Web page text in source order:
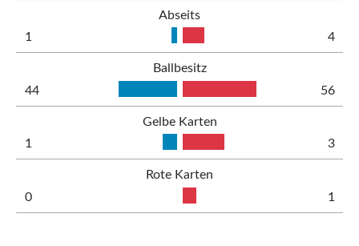
Abseits
1
4
Ballbesitz
44
56
Gelbe Karten
1
3
Rote Karten
0
1